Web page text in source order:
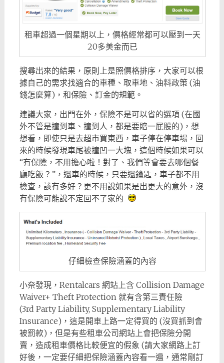
租車超過一個星期以上，價格經常都可以壓到一天
20多美金而已
搜尋出來的結果，原則上是照價格排序，大家可以根
據自己的需求找適合的車種、取車地、油料政策 (油
錢怎麼算)，和保險、訂金的規範。
建議大家，出門在外，保險不是可以省的選項 (在國
外不管是撞到車、撞到人，都是要賠一屁股的)，想
想看，即使只是去超市買東西，車子停在停車場，回
來的時候發現車尾被撞凹一大塊，這個時候如果可以
“有保險，不用擔心啦！對了、我們等會要去哪個餐
廳吃飯？”，還車的時候，只要還鑰匙，車子都不用
檢查，該有多好？更不用說如果是出更大的意外，沒
有保險可能說不定回不了家的
仔細檢查保險涵蓋的內容
小奈發現，Rentalcars 網站上含 Collision Damage
Waiver+ Theft Protection 就有含第三責任險
(3rd Party Liability, Supplementary Liability
Insurance)，這是開車上路一定得買的 (沒買抓到會
被罰款)，但是有些租車公司網站上會把保險分開
賣，造成租車價格比較便宜的假象 (請大家網路上訂
好後，一定要仔細把保險涵蓋內容看一遍，通常剛訂